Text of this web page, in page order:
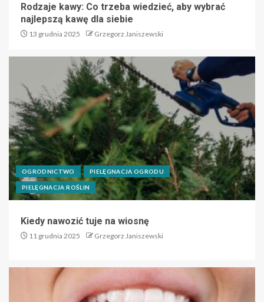
Rodzaje kawy: Co trzeba wiedzieć, aby wybrać
najlepszą kawę dla siebie
13 grudnia 2025 Grzegorz Janiszewski
OGRODNICTWO PIELĘGNACJA OGRODU
PIELĘGNACJA ROŚLIN
Kiedy nawozić tuje na wiosnę
11 grudnia 2025 Grzegorz Janiszewski